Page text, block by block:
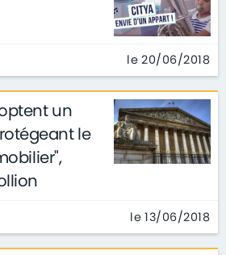
le 20/06/2018
un
le
le 13/06/2018